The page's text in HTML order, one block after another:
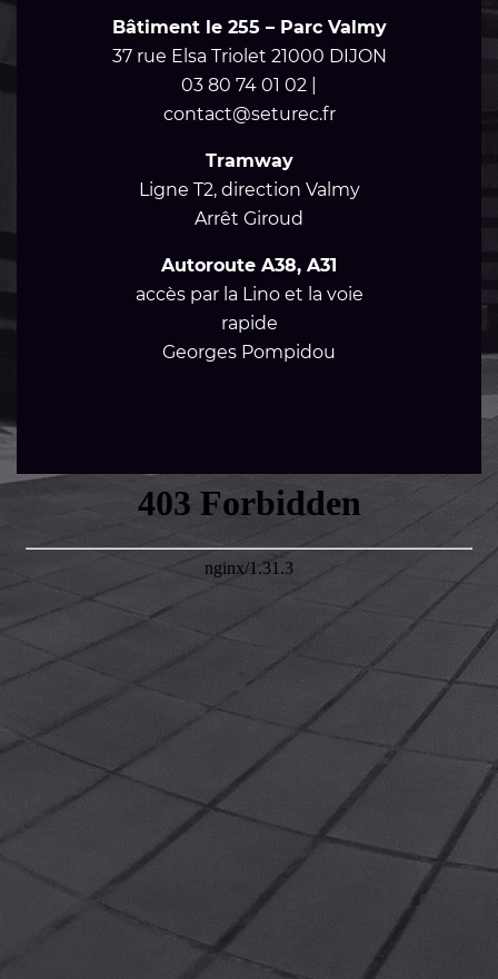
Bâtiment le 255 – Parc Valmy
37 rue Elsa Triolet 21000 DIJON
03 80 74 01 02 |
contact@seturec.fr
Tramway
Ligne T2, direction Valmy
Arrêt Giroud
Autoroute A38, A31
accès par la Lino et la voie
rapide
Georges Pompidou